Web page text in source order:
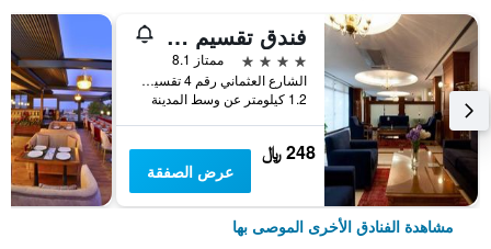
فندق تقسيم متروبارك
4 نجوم
ممتاز 8.1
الشارع العثماني رقم 4 تقسيم, اسطنبول, تركيا
1.2 كيلومتر عن وسط المدينة
248 ﷼
عرض الصفقة
مشاهدة الفنادق الأخرى الموصى بها